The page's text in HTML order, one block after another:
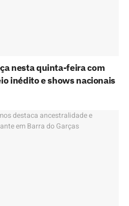
nesta quinta-feira com
inédito e shows nacionais